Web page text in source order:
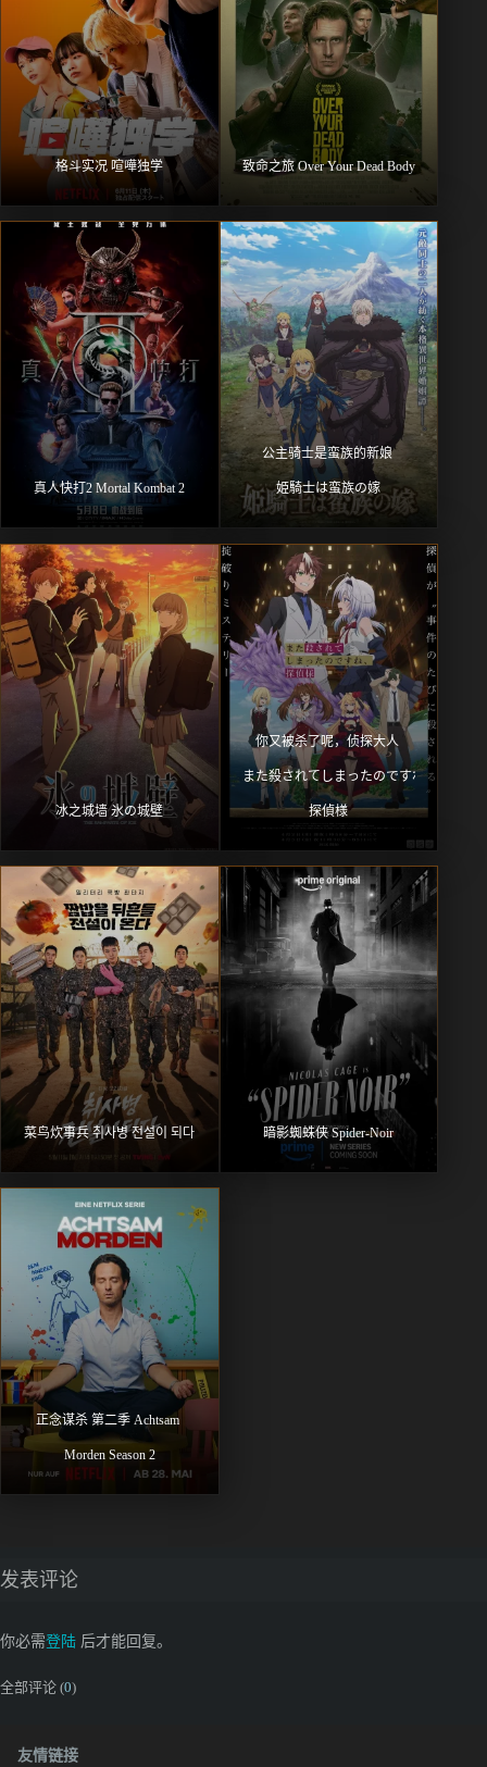
格斗实况 喧嘩独学 致命之旅 Over Your Dead Body
真人快打2 Mortal Kombat 2
公主骑士是蛮族的新娘
姫騎士は蛮族の嫁
冰之城墙 氷の城壁
你又被杀了呢，侦探大人
また殺されてしまったのですね、
探偵様
菜鸟炊事兵 취사병 전설이 되다 暗影蜘蛛侠 Spider-Noir
正念谋杀 第二季 Achtsam
Morden Season 2
发表评论
你必需登陆 后才能回复。
全部评论 (0)
友情链接